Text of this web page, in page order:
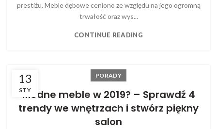
prestiżu. Meble dębowe ceniono ze względu na jego ogromną
trwałość oraz wys...
CONTINUE READING
13
STY
PORADY
Modne meble w 2019? – Sprawdź 4
trendy we wnętrzach i stwórz piękny
salon